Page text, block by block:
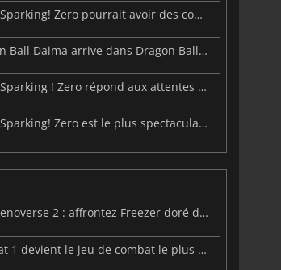
Dragon Ball : Sparking! Zero pourrait avoir des combattants manquants dans le futur
Le DLC Dragon Ball Daima arrive dans Dragon Ball : Sparking! Zero
Dragon Ball : Sparking ! Zero répond aux attentes et écrase les précédents records
Dragon Ball : Sparking! Zero est le plus spectaculaire de la série
Dragon Ball Xenoverse 2 : affrontez Freezer doré dans le Chapitre 3
Mortal Kombat 1 devient le jeu de combat le plus vendu de la génération actuelle